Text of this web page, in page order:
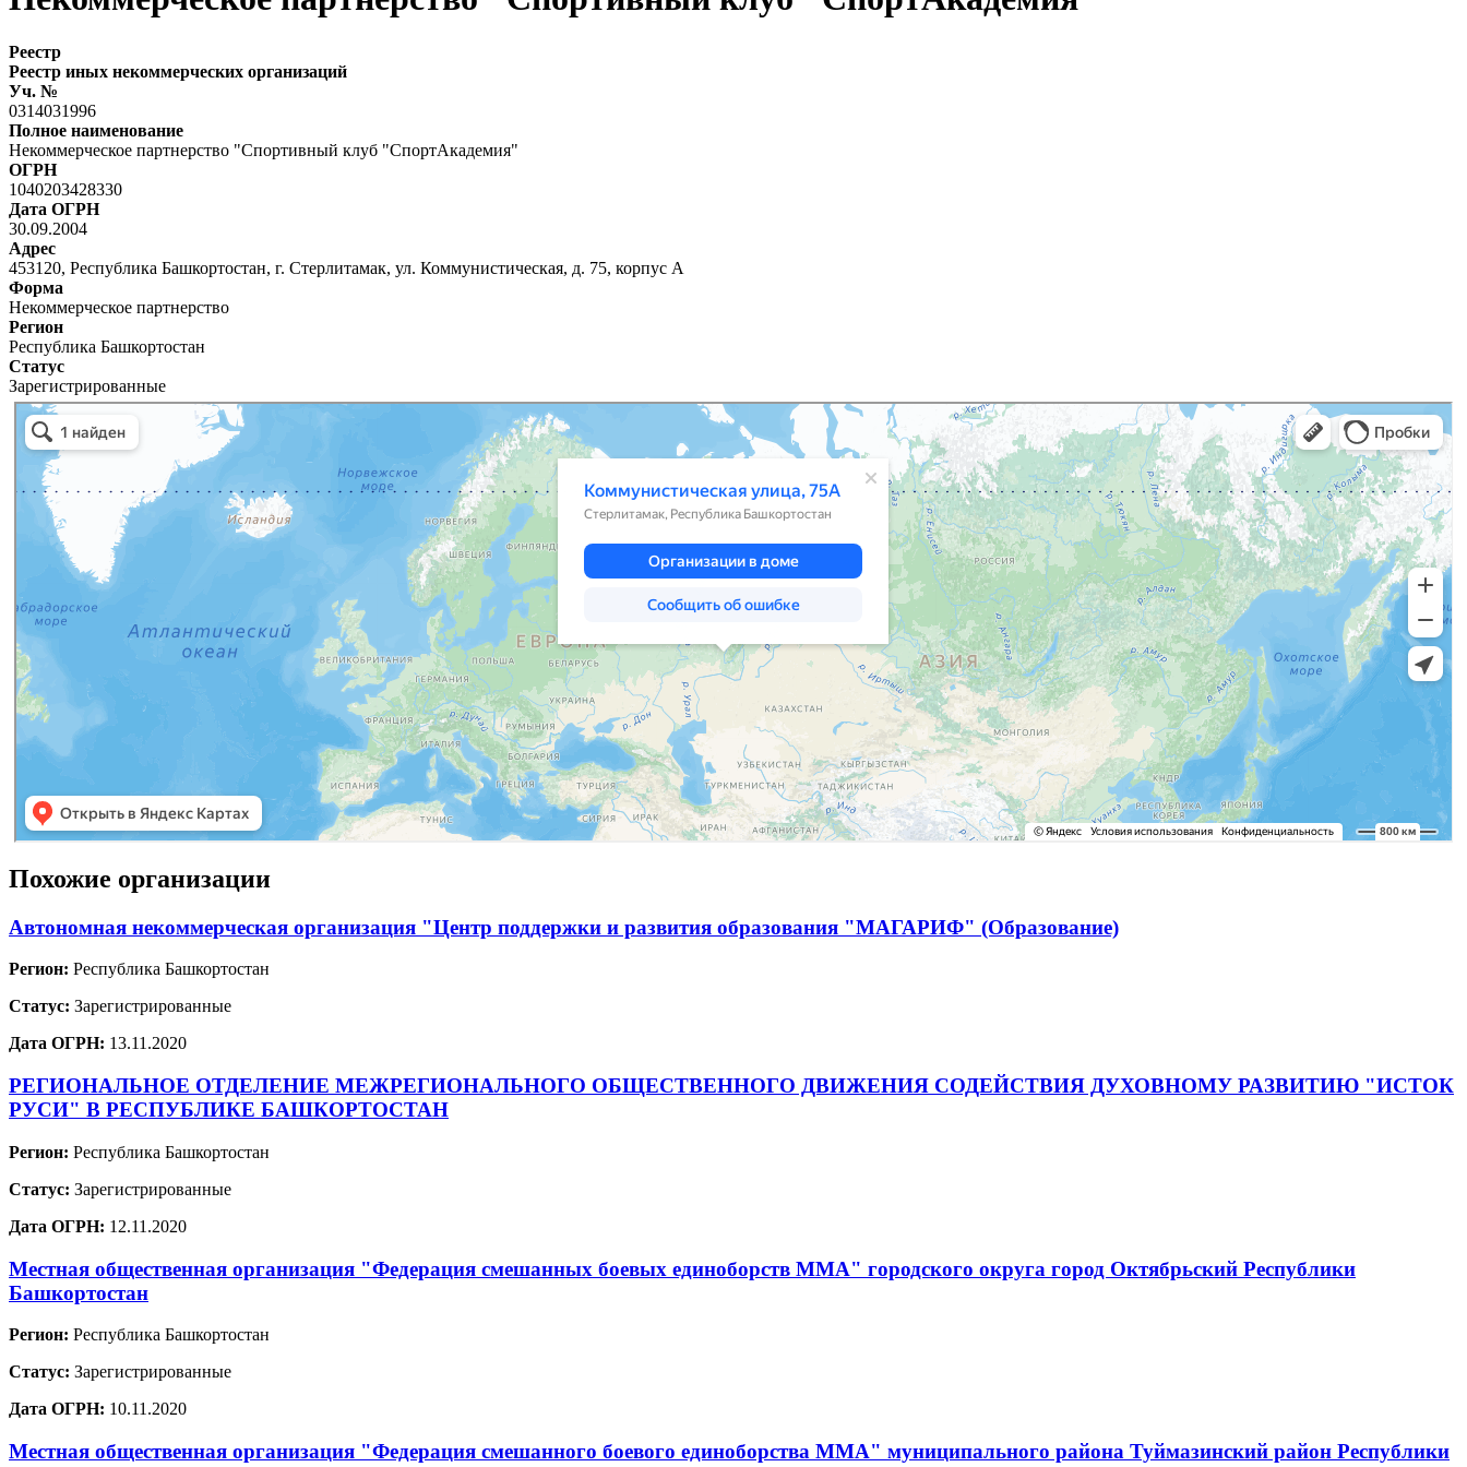
Реестр
Реестр иных некоммерческих организаций
Уч. №
0314031996
Полное наименование
Некоммерческое партнерство "Спортивный клуб "СпортАкадемия"
ОГРН
1040203428330
Дата ОГРН
30.09.2004
Адрес
453120, Республика Башкортостан, г. Стерлитамак, ул. Коммунистическая, д. 75, корпус А
Форма
Некоммерческое партнерство
Регион
Республика Башкортостан
Статус
Зарегистрированные
Похожие организации
Автономная некоммерческая организация "Центр поддержки и развития образования "МАГАРИФ" (Образование)
Регион: Республика Башкортостан
Статус: Зарегистрированные
Дата ОГРН: 13.11.2020
РЕГИОНАЛЬНОЕ ОТДЕЛЕНИЕ МЕЖРЕГИОНАЛЬНОГО ОБЩЕСТВЕННОГО ДВИЖЕНИЯ СОДЕЙСТВИЯ ДУХОВНОМУ РАЗВИТИЮ "ИСТОК
РУСИ" В РЕСПУБЛИКЕ БАШКОРТОСТАН
Регион: Республика Башкортостан
Статус: Зарегистрированные
Дата ОГРН: 12.11.2020
Местная общественная организация "Федерация смешанных боевых единоборств ММА" городского округа город Октябрьский Республики
Башкортостан
Регион: Республика Башкортостан
Статус: Зарегистрированные
Дата ОГРН: 10.11.2020
Местная общественная организация "Федерация смешанного боевого единоборства ММА" муниципального района Туймазинский район Республики